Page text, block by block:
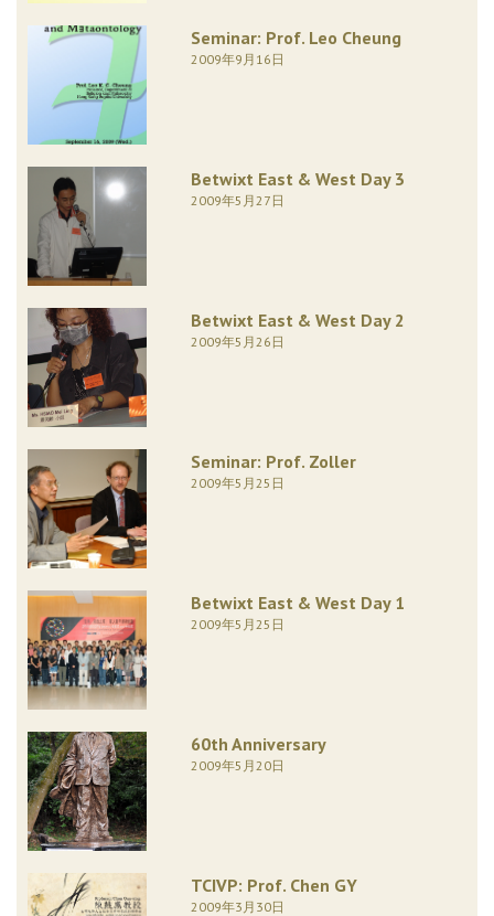
Seminar: Prof. Leo Cheung
2009年9月16日
Betwixt East & West Day 3
2009年5月27日
Betwixt East & West Day 2
2009年5月26日
Seminar: Prof. Zoller
2009年5月25日
Betwixt East & West Day 1
2009年5月25日
60th Anniversary
2009年5月20日
TCIVP: Prof. Chen GY
2009年3月30日